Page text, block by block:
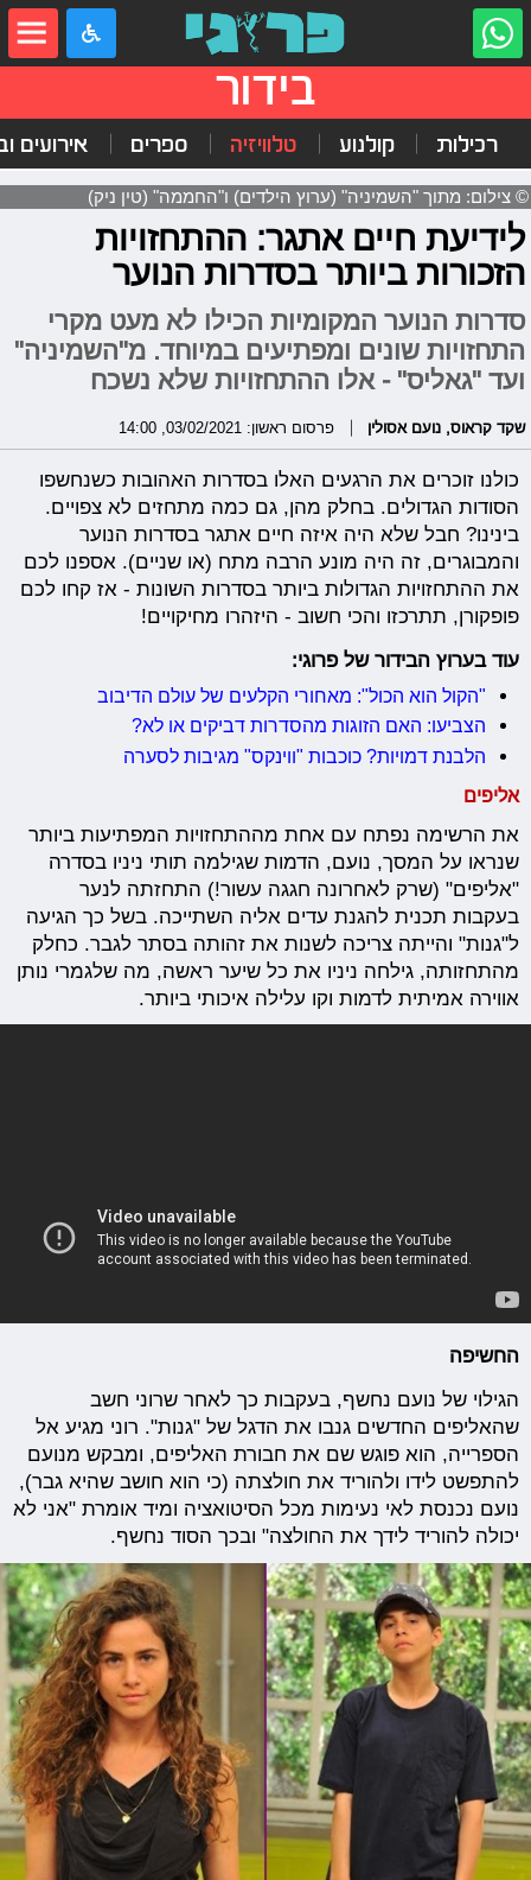
בידור
רכילות קולנוע טלוויזיה ספרים אירועים
© צילום: מתוך "השמיניה" (ערוץ הילדים) ו"החממה" (טין ניק)
לידיעת חיים אתגר: ההתחזויות
הזכורות ביותר בסדרות הנוער
סדרות הנוער המקומיות הכילו לא מעט מקרי
התחזויות שונים ומפתיעים במיוחד. מ"השמיניה"
ועד "גאליס" - אלו ההתחזויות שלא נשכח
שקד קראוס, נועם אסולין פרסום ראשון: 03/02/2021, 14:00
כולנו זוכרים את הרגעים האלו בסדרות האהובות כשנחשפו
הסודות הגדולים. בחלק מהן, גם כמה מתחזים לא צפויים.
בינינו? חבל שלא היה איזה חיים אתגר בסדרות הנוער
והמבוגרים, זה היה מונע הרבה מתח (או שניים). אספנו לכם
את ההתחזויות הגדולות ביותר בסדרות השונות - אז קחו לכם
פופקורן, תתרכזו והכי חשוב - היזהרו מחיקויים!
עוד בערוץ הבידור של פרוגי:
"הקול הוא הכול": מאחורי הקלעים של עולם הדיבוב
הצביעו: האם הזוגות מהסדרות דביקים או לא?
הלבנת דמויות? כוכבות "ווינקס" מגיבות לסערה
אליפים
את הרשימה נפתח עם אחת מההתחזויות המפתיעות ביותר
שנראו על המסך, נועם, הדמות שגילמה תותי ניניו בסדרה
"אליפים" (שרק לאחרונה חגגה עשור!) התחזתה לנער
בעקבות תכנית להגנת עדים אליה השתייכה. בשל כך הגיעה
ל"גנות" והייתה צריכה לשנות את זהותה בסתר לגבר. כחלק
מהתחזותה, גילחה ניניו את כל שיער ראשה, מה שלגמרי נותן
אווירה אמיתית לדמות וקו עלילה איכותי ביותר.
החשיפה
הגילוי של נועם נחשף, בעקבות כך לאחר שרוני חשב
שהאליפים החדשים גנבו את הדגל של "גנות". רוני מגיע אל
הספרייה, הוא פוגש שם את חבורת האליפים, ומבקש מנועם
להתפשט לידו ולהוריד את חולצתה (כי הוא חושב שהיא גבר),
נועם נכנסת לאי נעימות מכל הסיטואציה ומיד אומרת "אני לא
יכולה להוריד לידך את החולצה" ובכך הסוד נחשף.